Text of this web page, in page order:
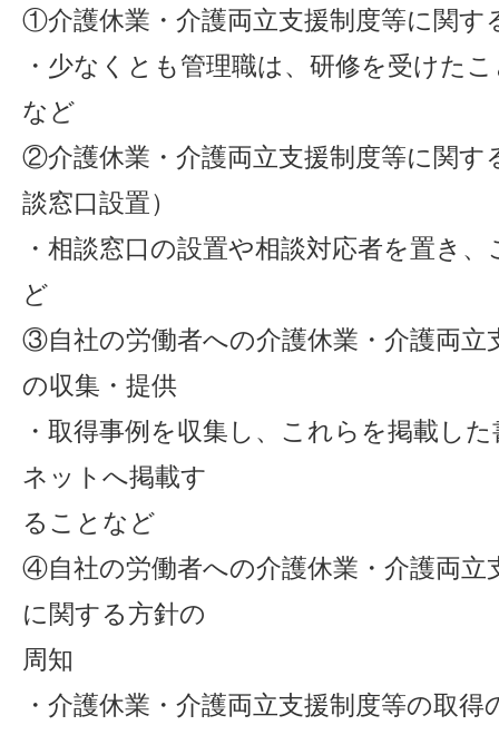
①介護休業・介護両立支援制度等に関す
・少なくとも管理職は、研修を受けた
など
②介護休業・介護両立支援制度等に関す
談窓口設置）
・相談窓口の設置や相談対応者を置き
ど
③自社の労働者への介護休業・介護両立
の収集・提供
・取得事例を収集し、これらを掲載し
ネットへ掲載す
ることなど
④自社の労働者への介護休業・介護両立
に関する方針の
周知
・介護休業・介護両立支援制度等の取